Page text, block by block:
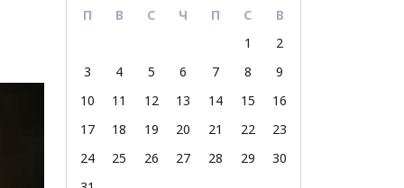
П В С Ч П С
В
1
2
3
4 5 6 7 8
9
10
11 12 13 14 15
16
17
18 19 20 21 22
23
24
25 26 27 28 29
30